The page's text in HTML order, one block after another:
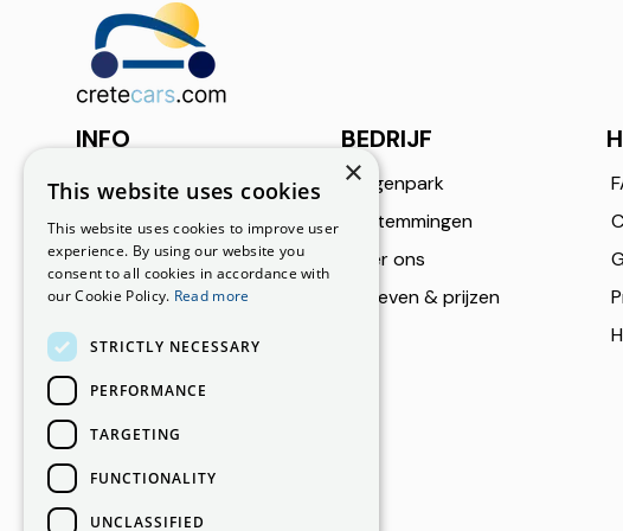
INFO
Bel ons
Email ons
info@cretecars.com
Onze locaties
Ierapetra
BEDRIJF
Wagenpark
Bestemmingen
Over ons
Tarieven & prijzen
×
This website uses cookies
This website uses cookies to improve user
experience. By using our website you
consent to all cookies in accordance with
our Cookie Policy. Read more
STRICTLY NECESSARY
PERFORMANCE
TARGETING
FUNCTIONALITY
UNCLASSIFIED